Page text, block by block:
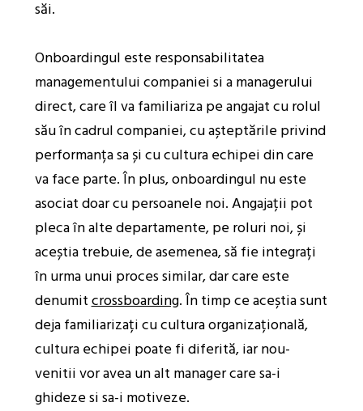
săi.
Onboardingul este responsabilitatea
managementului companiei si a managerului
direct, care îl va familiariza pe angajat cu rolul
său în cadrul companiei, cu așteptările privind
performanța sa și cu cultura echipei din care
va face parte. În plus, onboardingul nu este
asociat doar cu persoanele noi. Angajații pot
pleca în alte departamente, pe roluri noi, și
aceștia trebuie, de asemenea, să fie integrați
în urma unui proces similar, dar care este
denumitcrossboarding. În timp ce aceștia sunt
deja familiarizați cu cultura organizațională,
cultura echipei poate fi diferită, iar nou-
venitii vor avea un alt manager care sa-i
ghideze si sa-i motiveze.